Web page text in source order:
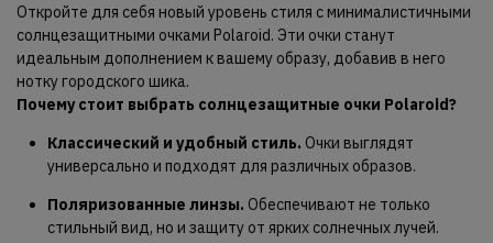
Откройте для себя новый уровень стиля с минималистичными
солнцезащитными очками Polaroid. Эти очки станут
идеальным дополнением к вашему образу, добавив в него
нотку городского шика.
Почему стоит выбрать солнцезащитные очки Polaroid?
Классический и удобный стиль. Очки выглядят
универсально и подходят для различных образов.
Поляризованные линзы. Обеспечивают не только
стильный вид, но и защиту от ярких солнечных лучей.